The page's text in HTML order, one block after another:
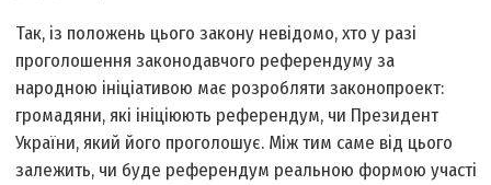
Так, із положень цього закону невідомо, хто у разі
проголошення законодавчого референдуму за
народною ініціативою має розробляти законопроект:
громадяни, які ініціюють референдум, чи Президент
України, який його проголошує. Між тим саме від цього
залежить, чи буде референдум реальною формою участі